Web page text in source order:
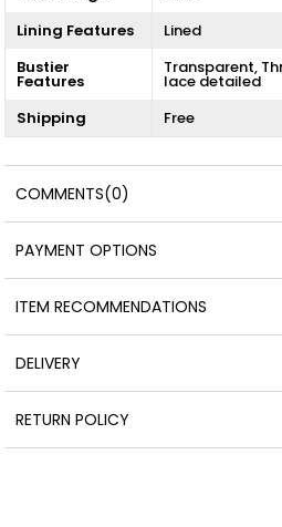
Lining Features
Lined
Bustier
Features
Transparent
lace detailed
Shipping
Free
COMMENTS(0)
PAYMENT OPTIONS
ITEM RECOMMENDATIONS
DELIVERY
RETURN POLICY